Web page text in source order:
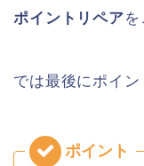
ポイントリペア
では最後にポイン